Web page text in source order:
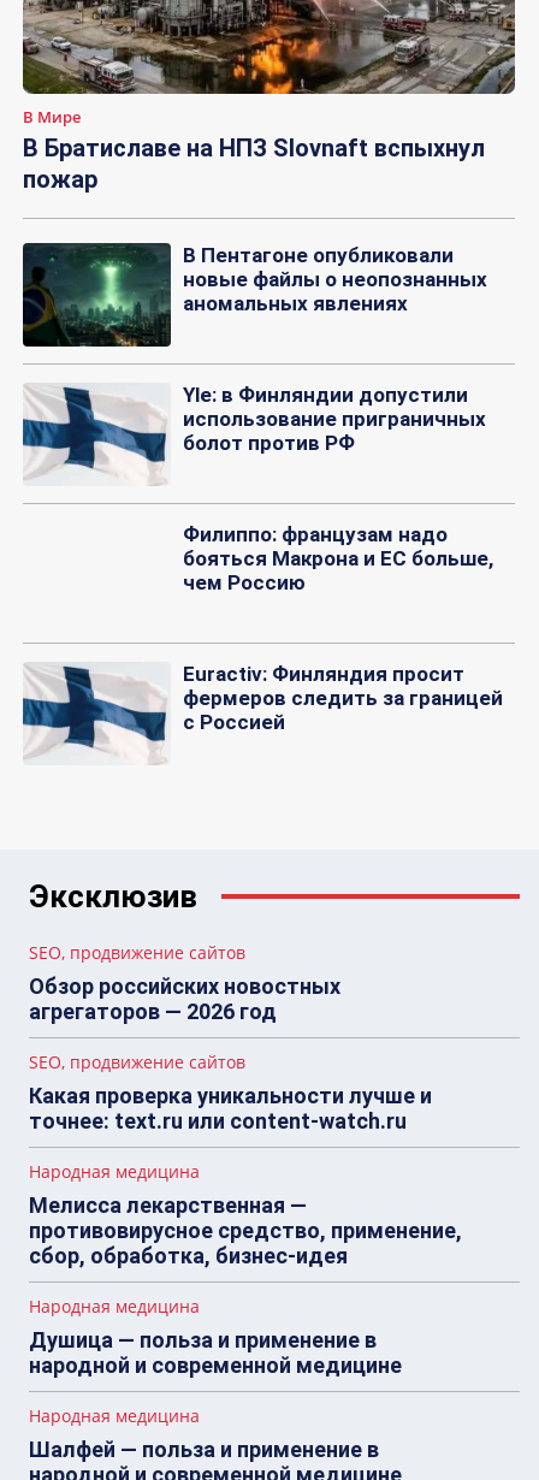
В Мире
В Братиславе на НПЗ Slovnaft вспыхнул
пожар
В Пентагоне опубликовали
новые файлы о неопознанных
аномальных явлениях
Yle: в Финляндии допустили
использование приграничных
болот против РФ
Филиппо: французам надо
бояться Макрона и ЕС больше,
чем Россию
Euractiv: Финляндия просит
фермеров следить за границей
с Россией
Эксклюзив
SEO, продвижение сайтов
Обзор российских новостных
агрегаторов — 2026 год
SEO, продвижение сайтов
Какая проверка уникальности лучше и
точнее: text.ru или content-watch.ru
Народная медицина
Мелисса лекарственная —
противовирусное средство, применение,
сбор, обработка, бизнес-идея
Народная медицина
Душица — польза и применение в
народной и современной медицине
Народная медицина
Шалфей — польза и применение в
народной и современной медицине